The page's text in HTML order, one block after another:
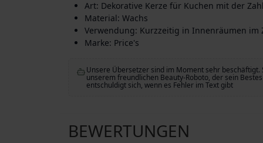
Art: Dekorative Kerze für Kuchen mit der
Material: Wachs
Verwendung: Kurzzeitig in Innenräumen im
Marke: Price's
Unsere Übersetzer sind im Moment sehr beschäftigt.
unserem freundlichen Beauty-Roboto, der sein
entschuldigt sich, wenn es Fehler im Text gibt
BEWERTUNGEN